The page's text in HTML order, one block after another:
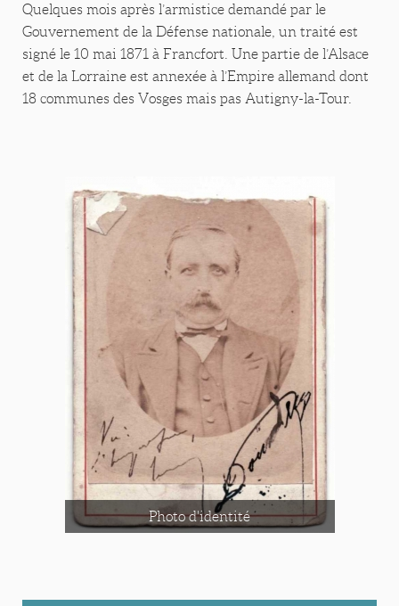
Quelques mois après l’armistice demandé par le
Gouvernement de la Défense nationale, un traité est
signé le 10 mai 1871 à Francfort. Une partie de l’Alsace
et de la Lorraine est annexée à l’Empire allemand dont
18 communes des Vosges mais pas Autigny-la-Tour.
Photo d'identité